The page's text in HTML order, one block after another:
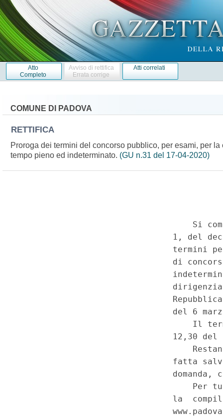
Atto
Completo
Avviso di rettifica
Errata corrige
Atti correlati
COMUNE DI PADOVA
RETTIFICA
Proroga dei termini del concorso pubblico, per esami, per
tempo pieno ed indeterminato. (GU n.31 del 17-04-2020)